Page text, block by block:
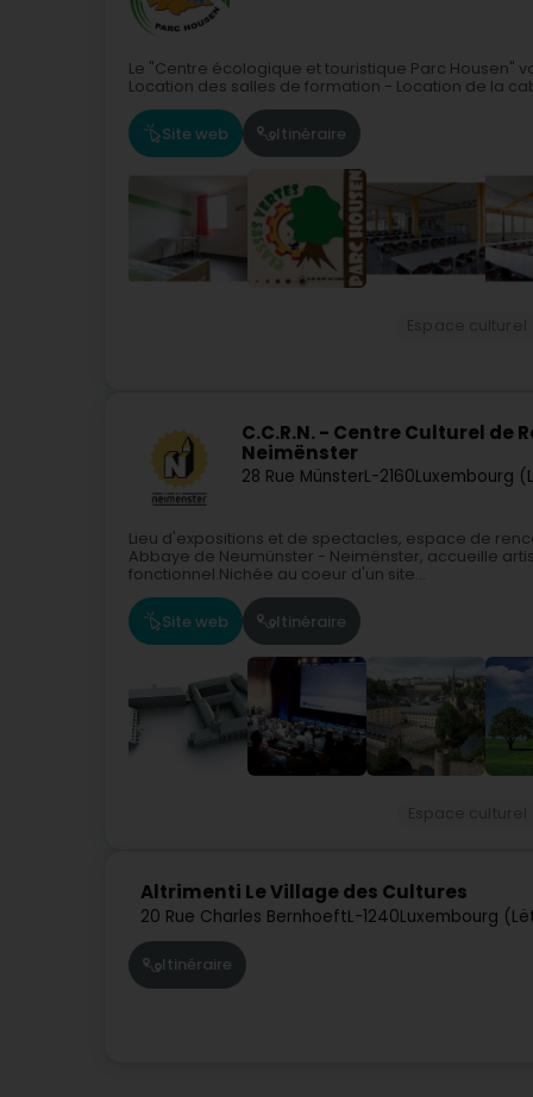
Le "Centre écologique et touristique Parc Housen"
Location des salles de formation - Location de la
Site web Itinéraire
C.C.R.N. - Centre Culturel de
Neimënster
28 Rue MünsterL-2160Luxembourg
Lieu d'expositions et de spectacles, espace de
Abbaye de Neumünster - Neimënster, accueille
fonctionnel.Nichée au coeur d'un site...
Site web Itinéraire
Altrimenti Le Village des Cultures
20 Rue Charles BernhoeftL-1240Luxembourg
Itinéraire